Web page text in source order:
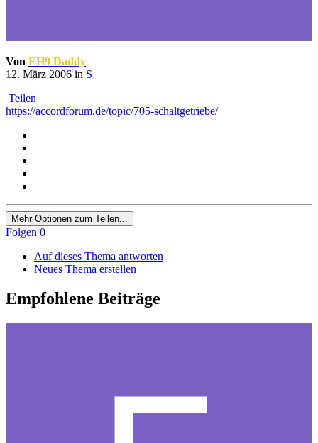
Von EH9 Daddy
12. März 2006 in S
Teilen
https://accordforum.de/topic/705-schaltgetriebe/
Mehr Optionen zum Teilen...
Folgen 0
Auf dieses Thema antworten
Neues Thema erstellen
Empfohlene Beiträge